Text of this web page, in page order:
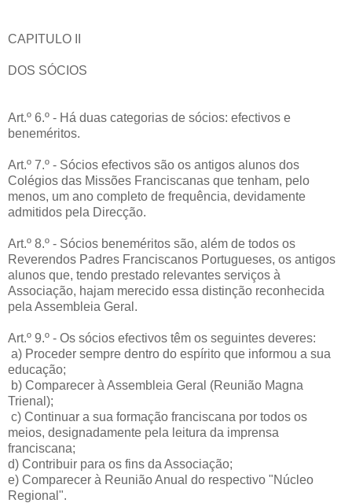
CAPITULO II
DOS SÓCIOS
Art.º 6.º - Há duas categorias de sócios: efectivos e
beneméritos.
Art.º 7.º - Sócios efectivos são os antigos alunos dos
Colégios das Missões Franciscanas que tenham, pelo
menos, um ano completo de frequência, devidamente
admitidos pela Direcção.
Art.º 8.º - Sócios beneméritos são, além de todos os
Reverendos Padres Franciscanos Portugueses, os antigos
alunos que, tendo prestado relevantes serviços à
Associação, hajam merecido essa distinção reconhecida
pela Assembleia Geral.
Art.º 9.º - Os sócios efectivos têm os seguintes deveres:
a) Proceder sempre dentro do espírito que informou a sua
educação;
b) Comparecer à Assembleia Geral (Reunião Magna
Trienal);
c) Continuar a sua formação franciscana por todos os
meios, designadamente pela leitura da imprensa
franciscana;
d) Contribuir para os fins da Associação;
e) Comparecer à Reunião Anual do respectivo "Núcleo
Regional".